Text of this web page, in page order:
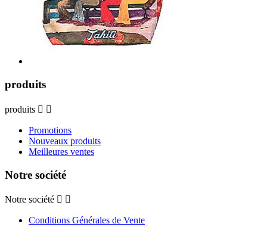
produits
produits  
Promotions
Nouveaux produits
Meilleures ventes
Notre société
Notre société  
Conditions Générales de Vente